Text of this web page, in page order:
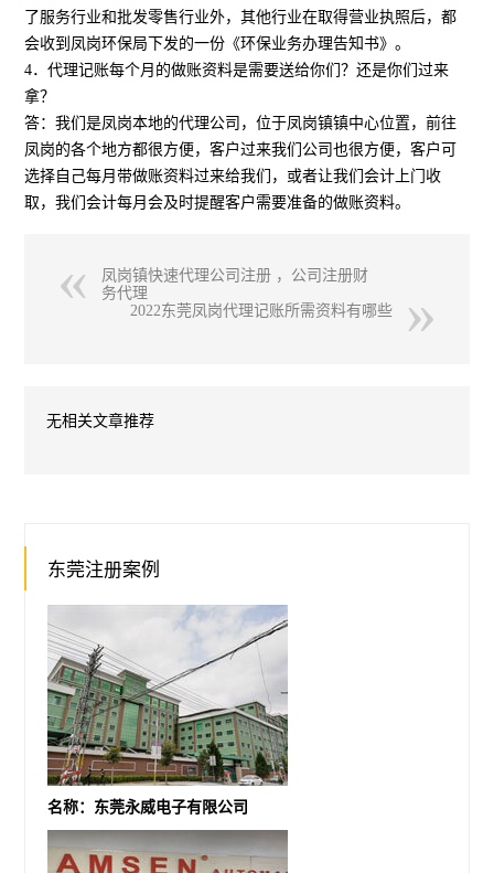
了服务行业和批发零售行业外，其他行业在取得营业执照后，都
会收到凤岗环保局下发的一份《环保业务办理告知书》。
4．代理记账每个月的做账资料是需要送给你们？还是你们过来
拿？
答：我们是凤岗本地的代理公司，位于凤岗镇镇中心位置，前往
凤岗的各个地方都很方便，客户过来我们公司也很方便，客户可
选择自己每月带做账资料过来给我们，或者让我们会计上门收
取，我们会计每月会及时提醒客户需要准备的做账资料。
凤岗镇快速代理公司注册 ，公司注册财
务代理
2022东莞凤岗代理记账所需资料有哪些
无相关文章推荐
东莞注册案例
名称：东莞永威电子有限公司